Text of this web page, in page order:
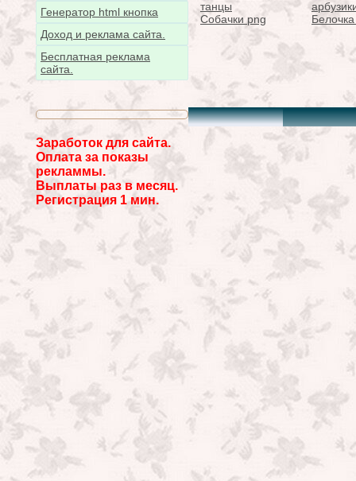
Генератор html кнопка
Доход и реклама сайта.
Бесплатная реклама
сайта.
Заработок для сайта.
Оплата за показы
рекламмы.
Выплаты раз в месяц.
Регистрация 1 мин.
Собачки png